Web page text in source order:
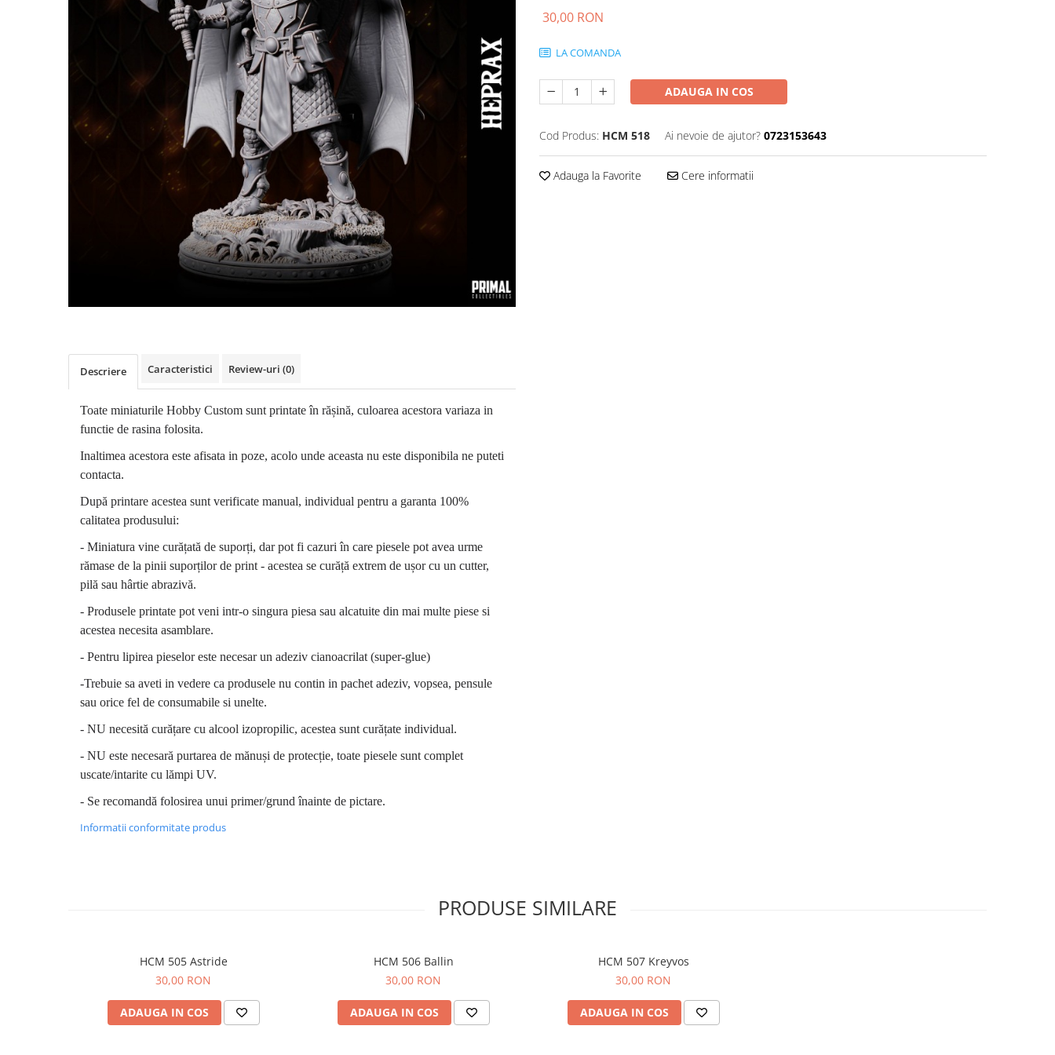
30,00 RON
LA COMANDA
ADAUGA IN COS
Cod Produs: HCM 518 Ai nevoie de ajutor? 0723153643
Adauga la Favorite Cere informatii
Descriere Caracteristici Review-uri (0)
Toate miniaturile Hobby Custom sunt printate în rășină, culoarea acestora variaza in
functie de rasina folosita.
Inaltimea acestora este afisata in poze, acolo unde aceasta nu este disponibila ne puteti
contacta.
După printare acestea sunt verificate manual, individual pentru a garanta 100%
calitatea produsului:
- Miniatura vine curățată de suporți, dar pot fi cazuri în care piesele pot avea urme
rămase de la pinii suporților de print - acestea se curăță extrem de ușor cu un cutter,
pilă sau hârtie abrazivă.
- Produsele printate pot veni intr-o singura piesa sau alcatuite din mai multe piese si
acestea necesita asamblare.
- Pentru lipirea pieselor este necesar un adeziv cianoacrilat (super-glue)
-Trebuie sa aveti in vedere ca produsele nu contin in pachet adeziv, vopsea, pensule
sau orice fel de consumabile si unelte.
- NU necesită curățare cu alcool izopropilic, acestea sunt curățate individual.
- NU este necesară purtarea de mănuși de protecție, toate piesele sunt complet
uscate/intarite cu lămpi UV.
- Se recomandă folosirea unui primer/grund înainte de pictare.
Informatii conformitate produs
PRODUSE SIMILARE
HCM 505 Astride
30,00 RON
ADAUGA IN COS
HCM 506 Ballin
30,00 RON
ADAUGA IN COS
HCM 507 Kreyvos
30,00 RON
ADAUGA IN COS